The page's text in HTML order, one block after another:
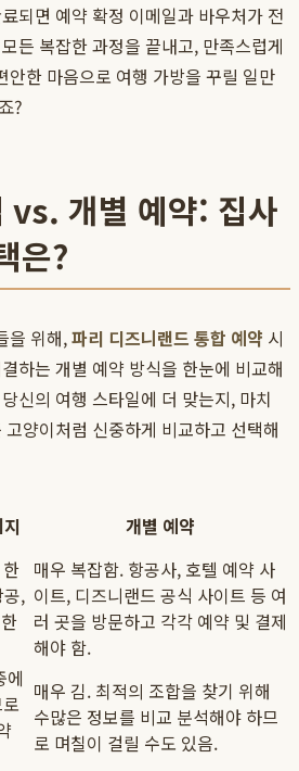
되면 예약 확정 이메일과 바우처가 전
든 복잡한 과정을 끝내고, 만족스럽게
안한 마음으로 여행 가방을 꾸릴 일만
?
vs. 개별 예약: 집사
은?
을 위해,파리 디즈니랜드 통합 예약 시
하는 개별 예약 방식을 한눈에 비교해
신의 여행 스타일에 더 맞는지, 마치
양이처럼 신중하게 비교하고 선택해
개별 예약
,
매우 복잡함. 항공사, 호텔 예약 사
이트, 디즈니랜드 공식 사이트 등 여
러 곳을 방문하고 각각 예약 및 결제
해야 함.
에 매우 김. 최적의 조합을 찾기 위해
수많은 정보를 비교 분석해야 하므
로 며칠이 걸릴 수도 있음.